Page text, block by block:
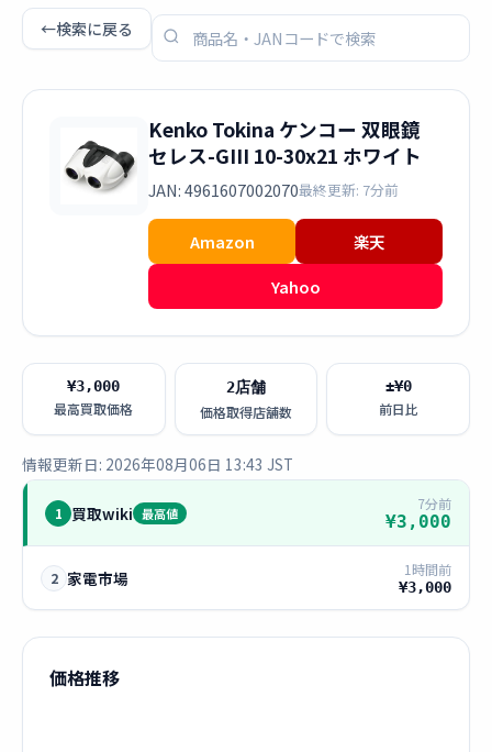
←検索に戻る
Kenko Tokina ケンコー 双眼鏡
セレス-GIII 10-30x21 ホワイト
JAN: 4961607002070最終更新: 7分前
Amazon
楽天
Yahoo
¥3,000
最高買取価格
2店舗
価格取得店舗数
±¥0
前日比
情報更新日: 2026年08月06日 13:43 JST
1 買取wiki 最高値
7分前
¥3,000
2 家電市場 1時間前
¥3,000
価格推移